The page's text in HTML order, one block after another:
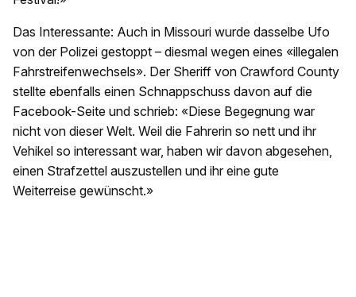
Das Interessante: Auch in Missouri wurde dasselbe Ufo
von der Polizei gestoppt – diesmal wegen eines «illegalen
Fahrstreifenwechsels». Der Sheriff von Crawford County
stellte ebenfalls einen Schnappschuss davon auf die
Facebook-Seite und schrieb: «Diese Begegnung war
nicht von dieser Welt. Weil die Fahrerin so nett und ihr
Vehikel so interessant war, haben wir davon abgesehen,
einen Strafzettel auszustellen und ihr eine gute
Weiterreise gewünscht.»